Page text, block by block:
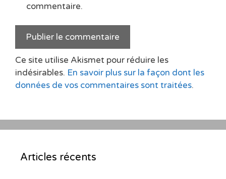
commentaire.
Ce site utilise Akismet pour réduire les
indésirables. En savoir plus sur la façon dont les
données de vos commentaires sont traitées.
Articles récents